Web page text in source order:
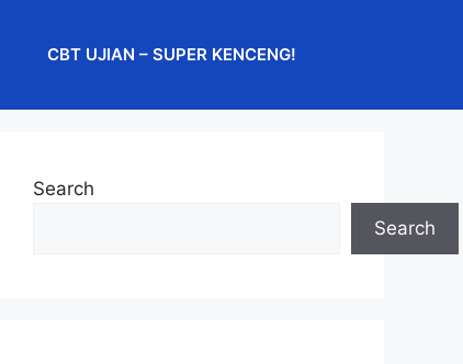
CBT UJIAN – SUPER KENCENG!
Search
Search